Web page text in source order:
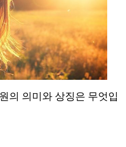
의 의미와 상징은 무엇입